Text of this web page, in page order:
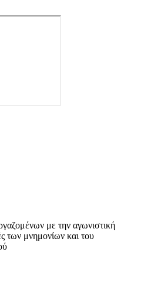
με την αγωνιστική
των μνημονίων και του